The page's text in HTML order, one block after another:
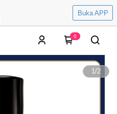
Buka APP
0
1/2